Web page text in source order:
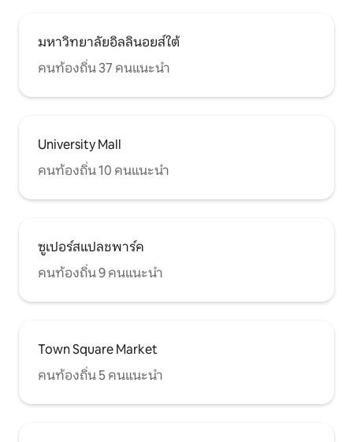
มหาวิทยาลัยอิลลินอยส์ใต้
คนท้องถิ่น 37 คนแนะนำ
University Mall
คนท้องถิ่น 10 คนแนะนำ
ซูเปอร์สแปลชพาร์ค
คนท้องถิ่น 9 คนแนะนำ
Town Square Market
คนท้องถิ่น 5 คนแนะนำ